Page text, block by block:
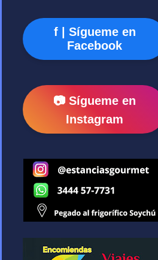
f | Sígueme en
Facebook
📷 Sígueme en
Instagram